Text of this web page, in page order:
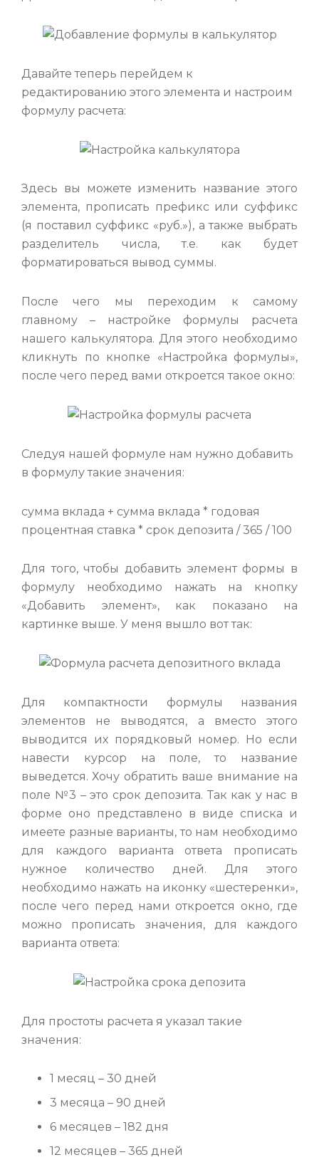
Давайте теперь перейдем к
редактированию этого элемента и настроим
формулу расчета:
Здесь вы можете изменить название этого
элемента, прописать префикс или суффикс
(я поставил суффикс «руб.»), а также выбрать
разделитель числа, т.е. как будет
форматироваться вывод суммы.
После чего мы переходим к самому
главному – настройке формулы расчета
нашего калькулятора. Для этого необходимо
кликнуть по кнопке «Настройка формулы»,
после чего перед вами откроется такое окно:
Следуя нашей формуле нам нужно добавить
в формулу такие значения:
сумма вклада + сумма вклада * годовая
процентная ставка * срок депозита / 365 / 100
Для того, чтобы добавить элемент формы в
формулу необходимо нажать на кнопку
«Добавить элемент», как показано на
картинке выше. У меня вышло вот так:
Для компактности формулы названия
элементов не выводятся, а вместо этого
выводится их порядковый номер. Но если
навести курсор на поле, то название
выведется. Хочу обратить ваше внимание на
поле №3 – это срок депозита. Так как у нас в
форме оно представлено в виде списка и
имеете разные варианты, то нам необходимо
для каждого варианта ответа прописать
нужное количество дней. Для этого
необходимо нажать на иконку «шестеренки»,
после чего перед нами откроется окно, где
можно прописать значения, для каждого
варианта ответа:
Для простоты расчета я указал такие
значения:
1 месяц – 30 дней
3 месяца – 90 дней
6 месяцев – 182 дня
12 месяцев – 365 дней